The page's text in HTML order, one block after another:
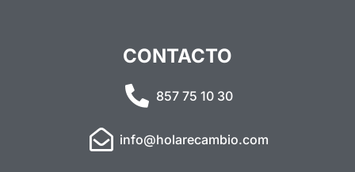
CONTACTO
857 75 10 30
info@holarecambio.com